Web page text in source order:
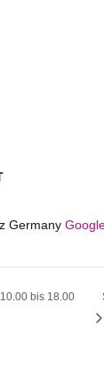
Germany
bis 18.00